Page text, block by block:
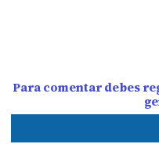
Para comentar debes